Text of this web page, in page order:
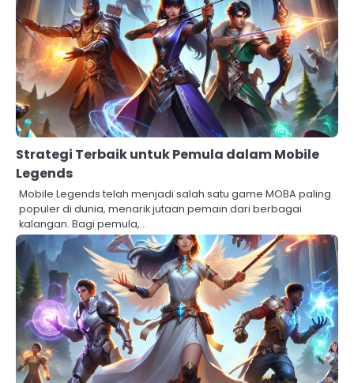
Strategi Terbaik untuk Pemula dalam Mobile
Legends
Mobile Legends telah menjadi salah satu game MOBA paling
populer di dunia, menarik jutaan pemain dari berbagai
kalangan. Bagi pemula,…